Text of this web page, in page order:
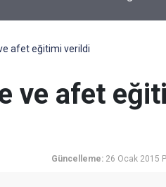
afet eğitimi verildi
ve afet
Güncelleme: 26 Ocak 2015